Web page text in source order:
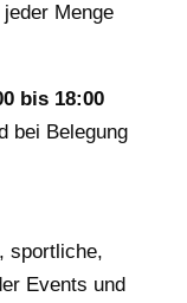
Menge
bis 18:00
bei Belegung
sportliche,
Events und